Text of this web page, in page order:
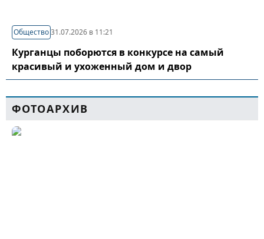
Общество31.07.2026 в 11:21
Курганцы поборются в конкурсе на самый
красивый и ухоженный дом и двор
ФОТОАРХИВ